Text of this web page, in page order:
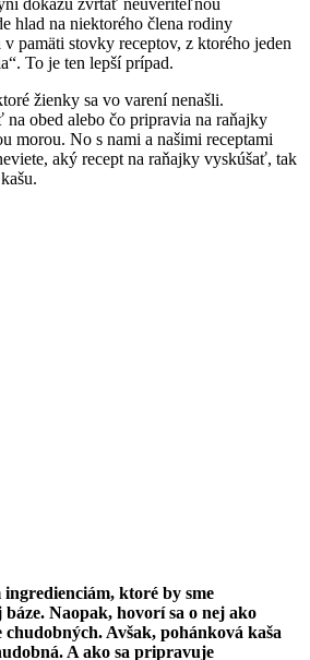
dokážu zvŕtať neuveriteľnou
hlad na niektorého člena rodiny
pamäti stovky receptov, z ktorého jeden
To je ten lepší prípad.
žienky sa vo varení nenašli.
obed alebo čo pripravia na raňajky
morou. No s nami a našimi receptami
aký recept na raňajky vyskúšať, tak
ktoré by sme
Naopak, hovorí sa o nej ako
Avšak, pohánková kaša
A ako sa pripravuje